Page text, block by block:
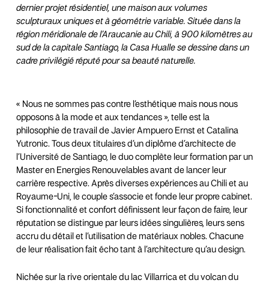
dernier projet résidentiel, une maison aux volumes
sculpturaux uniques et à géométrie variable. Située dans la
région méridionale de l’Araucanie au Chili, à 900 kilomètres au
sud de la capitale Santiago, la Casa Hualle se dessine dans un
cadre privilégié réputé pour sa beauté naturelle.
« Nous ne sommes pas contre l’esthétique mais nous nous
opposons à la mode et aux tendances », telle est la
philosophie de travail de Javier Ampuero Ernst et Catalina
Yutronic. Tous deux titulaires d’un diplôme d’architecte de
l’Université de Santiago, le duo complète leur formation par un
Master en Energies Renouvelables avant de lancer leur
carrière respective. Après diverses expériences au Chili et au
Royaume-Uni, le couple s’associe et fonde leur propre cabinet.
Si fonctionnalité et confort définissent leur façon de faire, leur
réputation se distingue par leurs idées singulières, leurs sens
accru du détail et l’utilisation de matériaux nobles. Chacune
de leur réalisation fait écho tant à l’architecture qu’au design.
Nichée sur la rive orientale du lac Villarrica et du volcan du